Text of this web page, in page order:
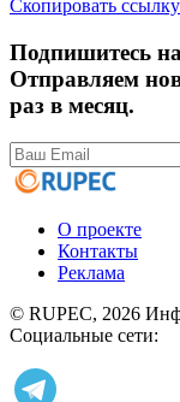
Скопировать ссылку
Подпишитесь
Отправляем
раз в месяц.
О проекте
Контакты
Реклама
© RUPEC, 2026
Социальные сети: